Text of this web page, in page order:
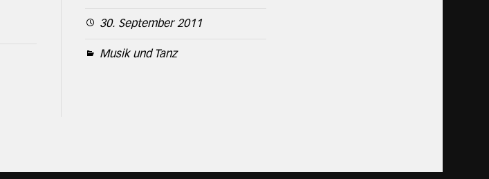
30. September 2011
Musik und Tanz